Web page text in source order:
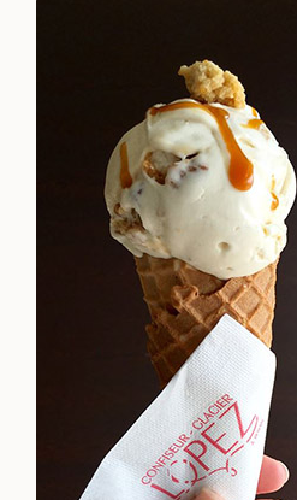
Découvrez plus de 100
parfums de glaces et sorbets
artisanaux
Voir +